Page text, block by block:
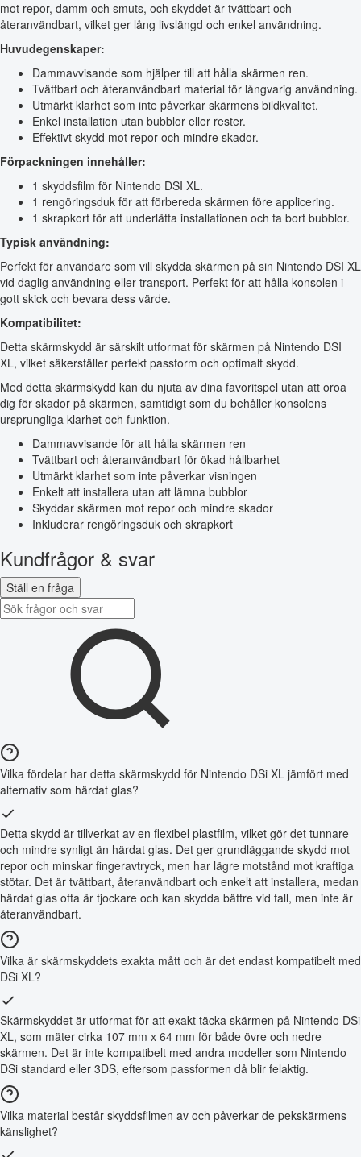
mot repor, damm och smuts, och skyddet är tvättbart och
återanvändbart, vilket ger lång livslängd och enkel användning.
Huvudegenskaper:
Dammavvisande som hjälper till att hålla skärmen ren.
Tvättbart och återanvändbart material för långvarig användning.
Utmärkt klarhet som inte påverkar skärmens bildkvalitet.
Enkel installation utan bubblor eller rester.
Effektivt skydd mot repor och mindre skador.
Förpackningen innehåller:
1 skyddsfilm för Nintendo DSI XL.
1 rengöringsduk för att förbereda skärmen före applicering.
1 skrapkort för att underlätta installationen och ta bort bubblor.
Typisk användning:
Perfekt för användare som vill skydda skärmen på sin Nintendo DSI XL
vid daglig användning eller transport. Perfekt för att hålla konsolen i
gott skick och bevara dess värde.
Kompatibilitet:
Detta skärmskydd är särskilt utformat för skärmen på Nintendo DSI
XL, vilket säkerställer perfekt passform och optimalt skydd.
Med detta skärmskydd kan du njuta av dina favoritspel utan att oroa
dig för skador på skärmen, samtidigt som du behåller konsolens
ursprungliga klarhet och funktion.
Dammavvisande för att hålla skärmen ren
Tvättbart och återanvändbart för ökad hållbarhet
Utmärkt klarhet som inte påverkar visningen
Enkelt att installera utan att lämna bubblor
Skyddar skärmen mot repor och mindre skador
Inkluderar rengöringsduk och skrapkort
Kundfrågor & svar
Ställ en fråga
Vilka fördelar har detta skärmskydd för Nintendo DSi XL jämfört med
alternativ som härdat glas?
Detta skydd är tillverkat av en flexibel plastfilm, vilket gör det tunnare
och mindre synligt än härdat glas. Det ger grundläggande skydd mot
repor och minskar fingeravtryck, men har lägre motstånd mot kraftiga
stötar. Det är tvättbart, återanvändbart och enkelt att installera, medan
härdat glas ofta är tjockare och kan skydda bättre vid fall, men inte är
återanvändbart.
Vilka är skärmskyddets exakta mått och är det endast kompatibelt med
DSi XL?
Skärmskyddet är utformat för att exakt täcka skärmen på Nintendo DSi
XL, som mäter cirka 107 mm x 64 mm för både övre och nedre
skärmen. Det är inte kompatibelt med andra modeller som Nintendo
DSi standard eller 3DS, eftersom passformen då blir felaktig.
Vilka material består skyddsfilmen av och påverkar de pekskärmens
känslighet?